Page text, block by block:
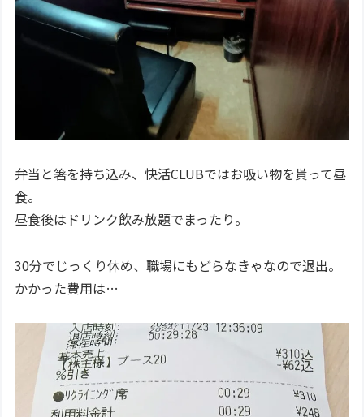
弁当と箸を持ち込み、快活CLUBではお吸い物を貰って昼
食。
昼食後はドリンク飲み放題でまったり。
30分でじっくり休め、職場にもどらなきゃなので退出。
かかった費用は…